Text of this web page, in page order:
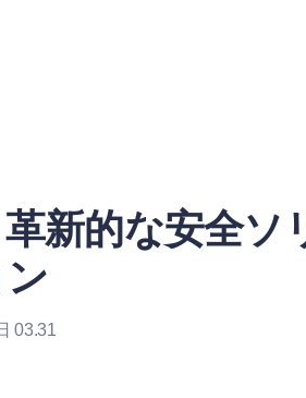
新的な安全ソ
ン
03.31